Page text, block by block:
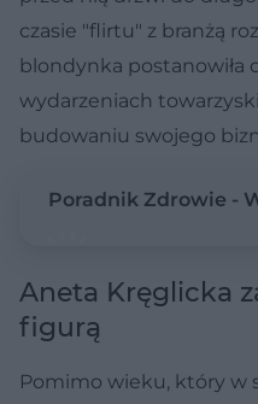
czasie "flirtu" z branżą
blondynka postanowiła
wydarzeniach
budowaniu swojego
Poradnik Zdrowie -
Aneta Kręglicka
figurą
Pomimo wieku, który w